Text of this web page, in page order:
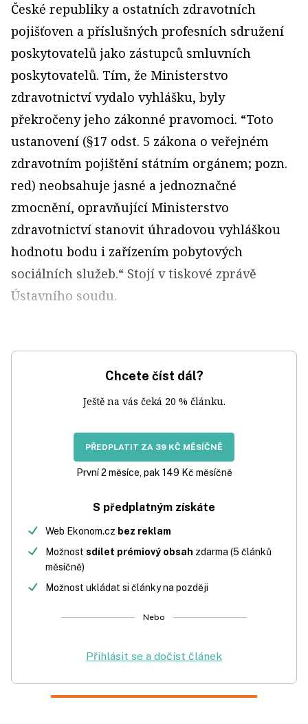
České republiky a ostatních zdravotních
pojišťoven a příslušných profesních sdružení
poskytovatelů jako zástupců smluvních
poskytovatelů. Tím, že Ministerstvo
zdravotnictví vydalo vyhlášku, byly
překročeny jeho zákonné pravomoci. “Toto
ustanovení (§17 odst. 5 zákona o veřejném
zdravotním pojištění státním orgánem; pozn.
red) neobsahuje jasné a jednoznačné
zmocnění, opravňující Ministerstvo
zdravotnictví stanovit úhradovou vyhláškou
hodnotu bodu i zařízením pobytových
sociálních služeb.“ Stojí v tiskové zprávě
Ústavního soudu.
Chcete číst dál?
Ještě na vás čeká 20 % článku.
PŘEDPLATIT ZA 39 KČ MĚSÍČNĚ
První 2 měsíce, pak 149 Kč měsíčně
S předplatným získáte
Web Ekonom.cz bez reklam
Možnost sdílet prémiový obsah zdarma (5 článků
měsíčně)
Možnost ukládat si články na později
Nebo
Přihlásit se a dočíst článek